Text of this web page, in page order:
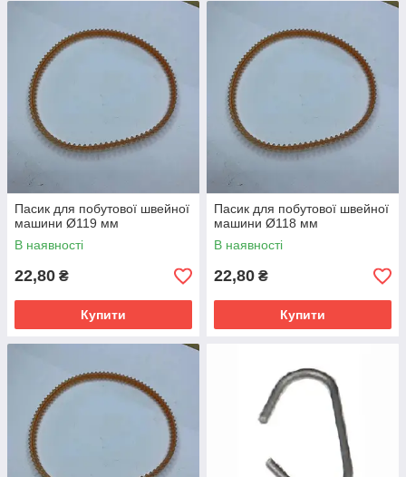
Пасик для побутової швейної
машини Ø119 мм
В наявності
22,80 ₴
Купити
Пасик для побутової швейної
машини Ø118 мм
В наявності
22,80 ₴
Купити